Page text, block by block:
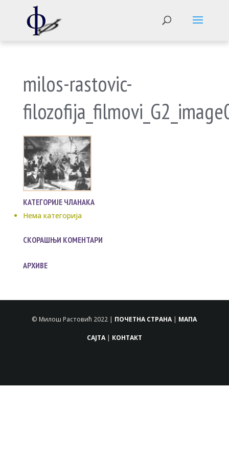
milos-rastovic-
КАТЕГОРИЈЕ ЧЛАНАКА
Нема категорија
СКОРАШЊИ КОМЕНТАРИ
АРХИВЕ
© Милош Растовић 2022 | ПОЧЕТНА СТРАНА| МАПА
САЈТА| КОНТАКТ